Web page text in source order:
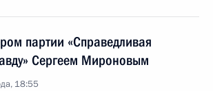
партии «Справедливая
Сергеем Мироновым
18:55